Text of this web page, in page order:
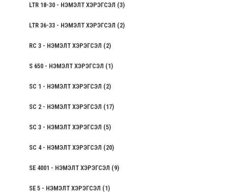
LTR 18-30 - НЭМЭЛТ ХЭРЭГСЭЛ (3)
LTR 36-33 - НЭМЭЛТ ХЭРЭГСЭЛ (2)
RC 3 - НЭМЭЛТ ХЭРЭГСЭЛ (2)
S 650 - НЭМЭЛТ ХЭРЭГСЭЛ (1)
SC 1 - НЭМЭЛТ ХЭРЭГСЭЛ (2)
SC 2 - НЭМЭЛТ ХЭРЭГСЭЛ (17)
SC 3 - НЭМЭЛТ ХЭРЭГСЭЛ (5)
SC 4 - НЭМЭЛТ ХЭРЭГСЭЛ (20)
SE 4001 - НЭМЭЛТ ХЭРЭГСЭЛ (9)
SE 5 - НЭМЭЛТ ХЭРЭГСЭЛ (1)